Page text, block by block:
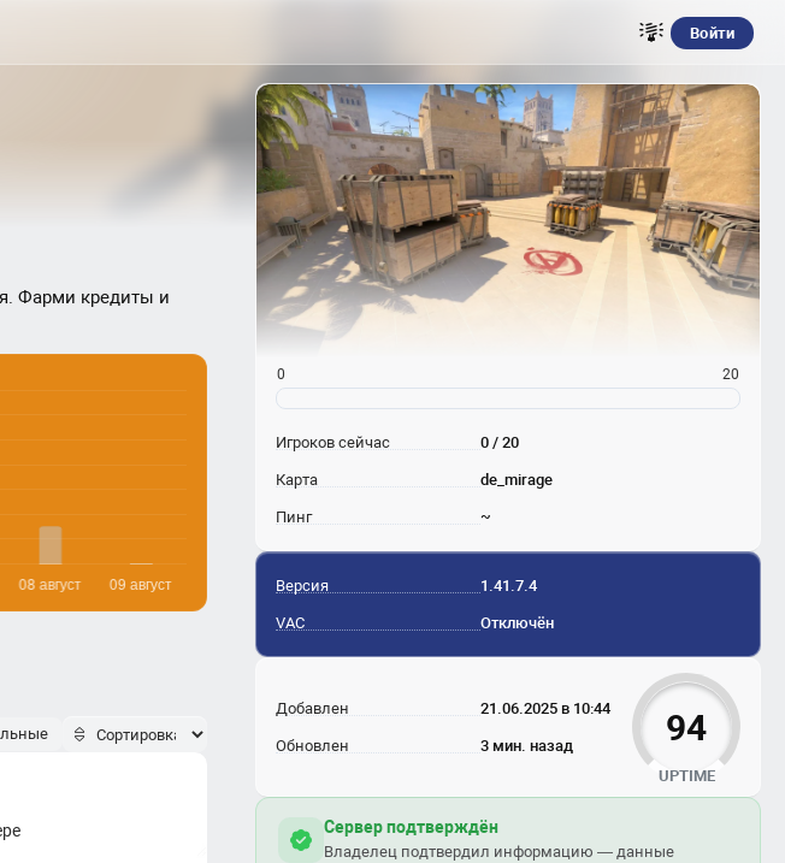
Войти
Фарми кредиты и
0 20
Игроков сейчас 0 / 20
Карта de_mirage
Пинг ~
Версия 1.41.7.4
VAC Отключён
Добавлен 21.06.2025 в 10:44
Обновлен 3 мин. назад 94
UPTIME
Сервер подтверждён
Владелец подтвердил информацию — данные